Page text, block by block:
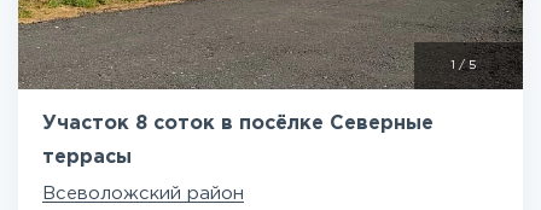
1 /5
Участок 8 соток в посёлке Северные
террасы
Всеволожский район